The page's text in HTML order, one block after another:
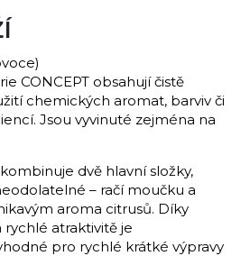
CONCEPT obsahují čistě
chemických aromat, barviv či
Jsou vyvinuté zejména na
dvě hlavní složky,
– račí moučku a
aroma citrusů. Díky
atraktivitě je
pro rychlé krátké výpravy